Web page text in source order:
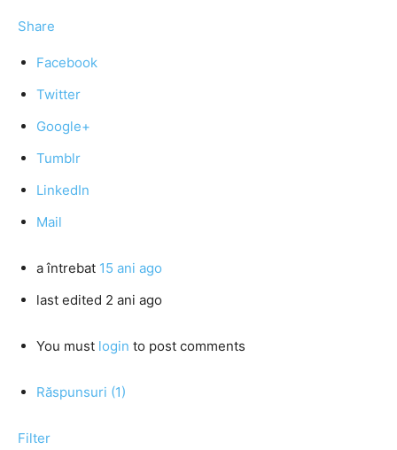
Share
Facebook
Twitter
Google+
Tumblr
LinkedIn
Mail
a întrebat 15 ani ago
last edited 2 ani ago
You must login to post comments
Răspunsuri (1)
Filter